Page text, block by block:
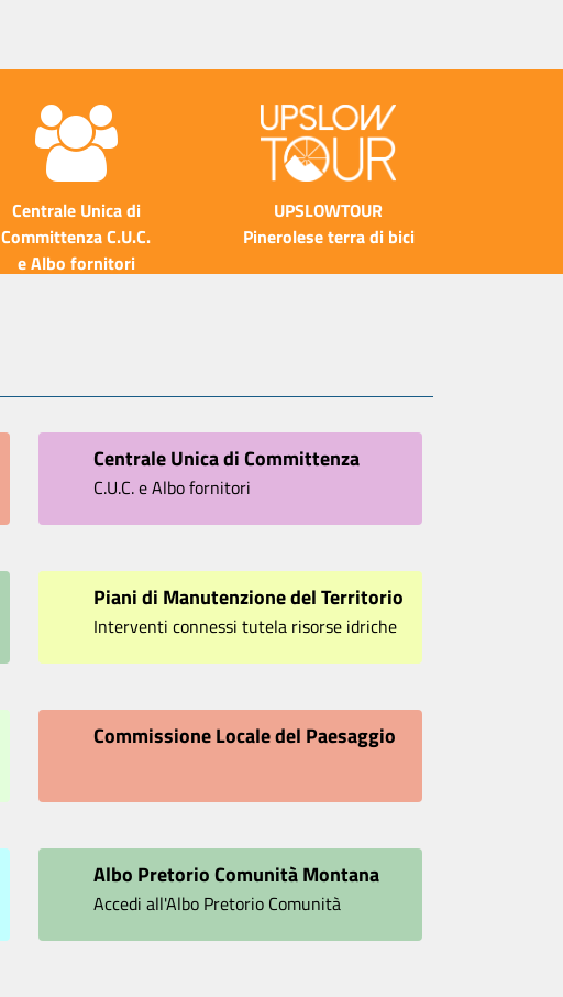
Centrale Unica di
Committenza C.U.C.
e Albo fornitori
UPSLOWTOUR
Pinerolese terra di bici
Centrale Unica di Committenza
C.U.C. e Albo fornitori
Piani di Manutenzione del Territorio
Interventi connessi tutela risorse idriche
Commissione Locale del Paesaggio
Albo Pretorio Comunità Montana
Accedi all'Albo Pretorio Comunità